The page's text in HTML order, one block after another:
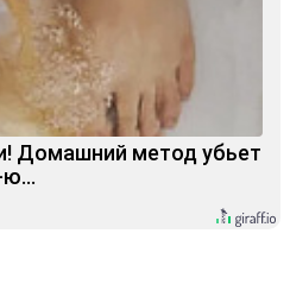
Домашний метод убьет
ю…